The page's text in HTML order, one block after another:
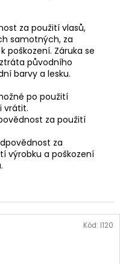
za použití vlasů,
samotných, za
poškození. Záruka se
původního
barvy a lesku.
po použití
vrátit.
za použití
za
výrobku a poškození
Kód: I120